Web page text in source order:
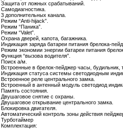
Защита от ложных срабатываний.
Самодиагностика.
3 дополнительных канала.
Режим “Anti-hijack”.
Режим “Паника”.
Режим “Valet”.
Охрана дверей, капота, багажника.
Индикация заряда батареи питания брелока-
Режим экономии энергии батареи питания
Функция “вызова водителя”.
Поиск а/м.
Встроенные в брелок-пейджер часы, будильник,
Индикация статуса системы светодиодным
Встроенное реле центрального замка.
Встроенный в антенный модуль светодиод
Память состояния.
Двушаговое снятие с охраны.
Двушаговое открывание центрального замка.
Блокировка двигателя.
Автоматический контроль зоны действия
Турботаймер
Комплектация: